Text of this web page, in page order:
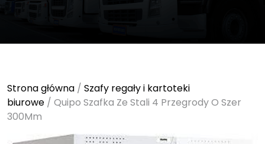
Strona główna / Szafy regały i kartoteki
biurowe / Quipo Szafka Ze Stali 4 Przegrody O Szer
300Mm